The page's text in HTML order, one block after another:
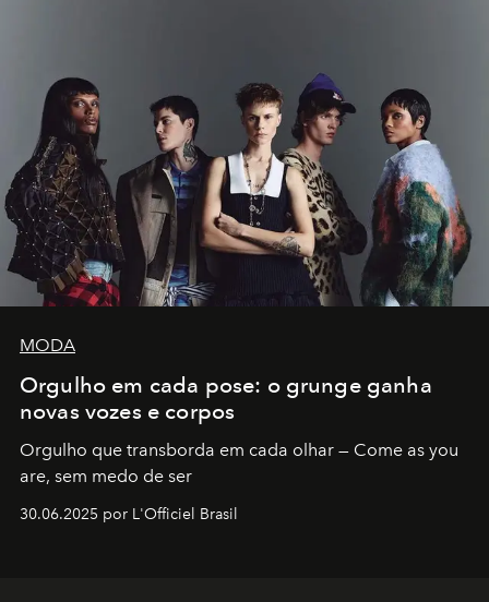
MODA
Orgulho em cada pose: o grunge ganha
novas vozes e corpos
Orgulho que transborda em cada olhar — Come as you
are, sem medo de ser
30.06.2025 por L'Officiel Brasil